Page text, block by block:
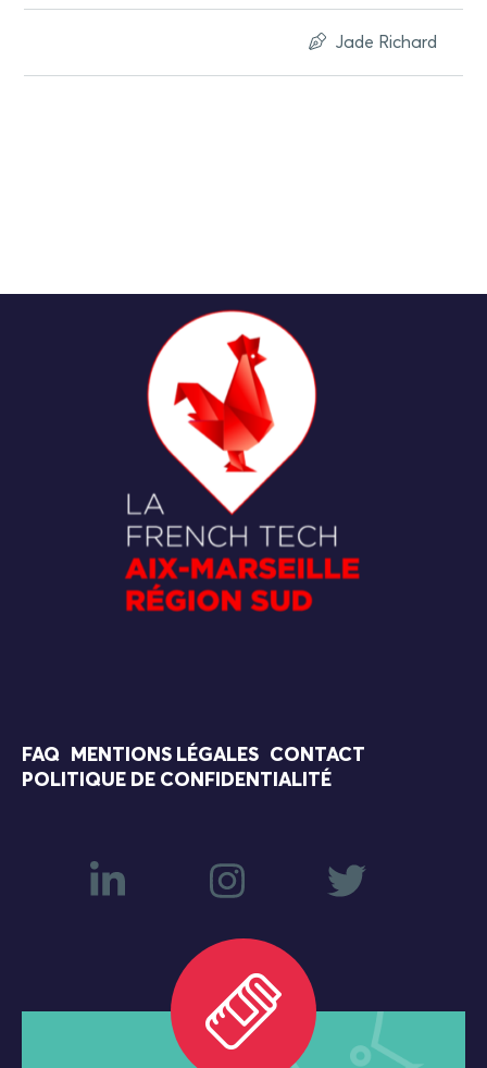
Jade Richard
FAQ MENTIONS LÉGALES
CONTACT
POLITIQUE DE CONFIDENTIALITÉ